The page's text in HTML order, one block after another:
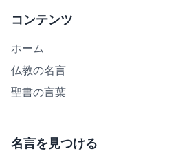
コンテンツ
ホーム
仏教の名言
聖書の言葉
名言を見つける